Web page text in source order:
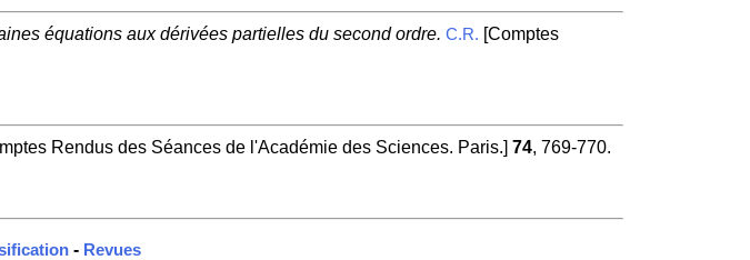
équations aux dérivées partielles du second ordre. C.R. [Comptes
Rendus des Séances de l'Académie des Sciences. Paris.] 74, 769-770.
- Revues